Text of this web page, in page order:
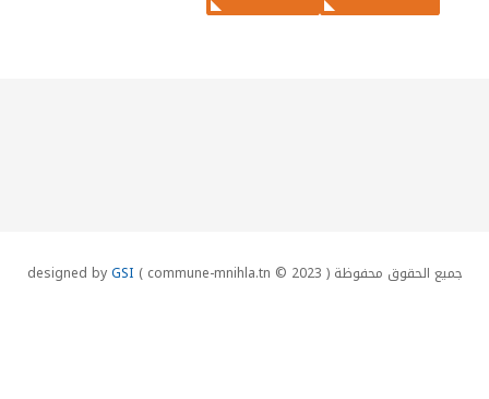
جميع الحقوق محفوظة designed by GSI ( commune-mnihla.tn © 2023 )